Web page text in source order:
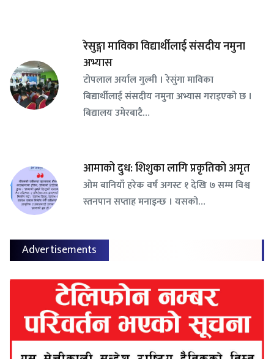
रेसुङ्गा माविका विद्यार्थीलाई संसदीय नमुना
अभ्यास
टोपलाल अर्याल गुल्मी । रेसुंगा माविका
बिद्यार्थीलाई संसदीय नमुना अभ्यास गराइएको छ ।
बिद्यालय उमेरबाटै…
आमाको दुध: शिशुका लागि प्रकृतिको अमृत
ओम बानियाँ हरेक वर्ष अगस्ट १ देखि ७ सम्म विश्व
स्तनपान सप्ताह मनाइन्छ । यसको…
Advertisements